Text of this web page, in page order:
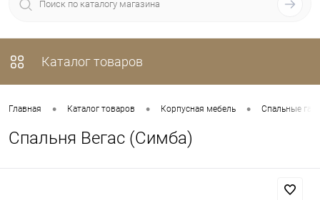
Каталог товаров
Главная • Каталог товаров • Корпусная мебель • Спальные
Спальня Вегас (Симба)